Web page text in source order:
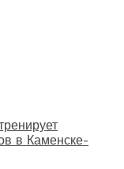
в Каменске-